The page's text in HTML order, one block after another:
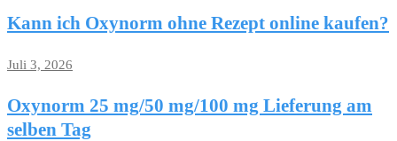
Kann ich Oxynorm ohne Rezept online kaufen?
Juli 3, 2026
Oxynorm 25 mg/50 mg/100 mg Lieferung am
selben Tag